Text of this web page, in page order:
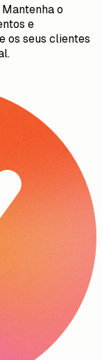
o
e
os seus clientes